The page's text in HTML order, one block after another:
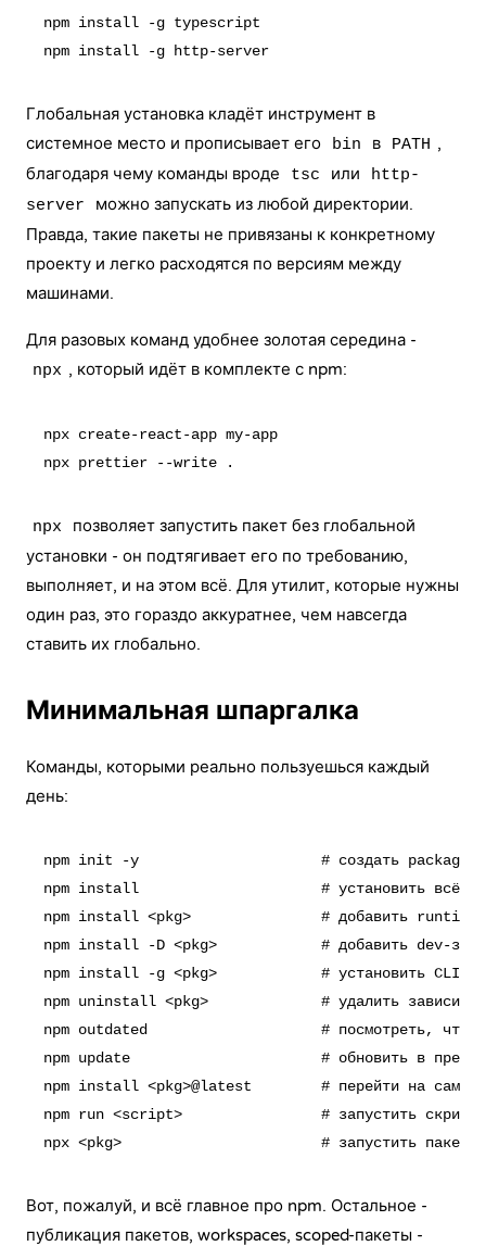
npm install -g typescript
Глобальная установка кладёт инструмент в
системное место и прописывает его
bin в PATH ,
благодаря чему команды вроде
tsc или
http-
server
можно запускать из любой директории.
Правда, такие пакеты не привязаны к конкретному
проекту и легко расходятся по версиям между
машинами.
Для разовых команд удобнее золотая середина -
npx , который идёт в комплекте с npm:
npx create-react-app my-app
npx
позволяет запустить пакет без глобальной
установки - он подтягивает его по требованию,
выполняет, и на этом всё. Для утилит, которые нужны
один раз, это гораздо аккуратнее, чем навсегда
ставить их глобально.
Минимальная шпаргалка
Команды, которыми реально пользуешься каждый
день:
npm init -y                     # создать
npm install                     # установить всё из
npm install <pkg>               # добавить runtime-
npm install -D <pkg>            # добавить dev-
npm install -g <pkg>            # установить CLI-
npm uninstall <pkg>             # удалить
npm outdated                    # посмотреть, что
npm update                      # обновить в пределах
npm install <pkg>@latest        # перейти на самую
npm run <script>                # запустить скрипт
Вот, пожалуй, и всё главное про npm. Остальное -
публикация пакетов, workspaces, scoped-пакеты -